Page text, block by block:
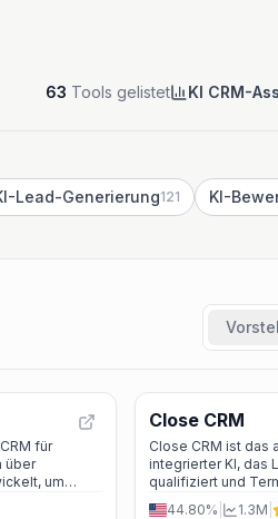
63 Tools gelistet KI CRM-
Lead-Generierung121
für
über
um
Close CRM
Close CRM ist das
integrierter KI, das
qualifiziert und
mehr Deals
44.80% 1.3M